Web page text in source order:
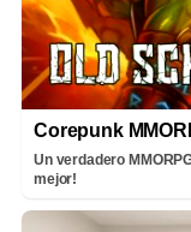
Corepunk
Un verdadero
mejor!